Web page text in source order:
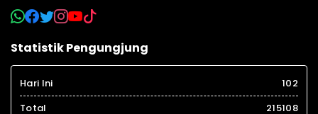
Statistik Pengungjung
Hari Ini
102
Total
215108